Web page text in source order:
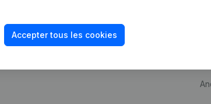
Accepter tous les cookies
Everest
248D,